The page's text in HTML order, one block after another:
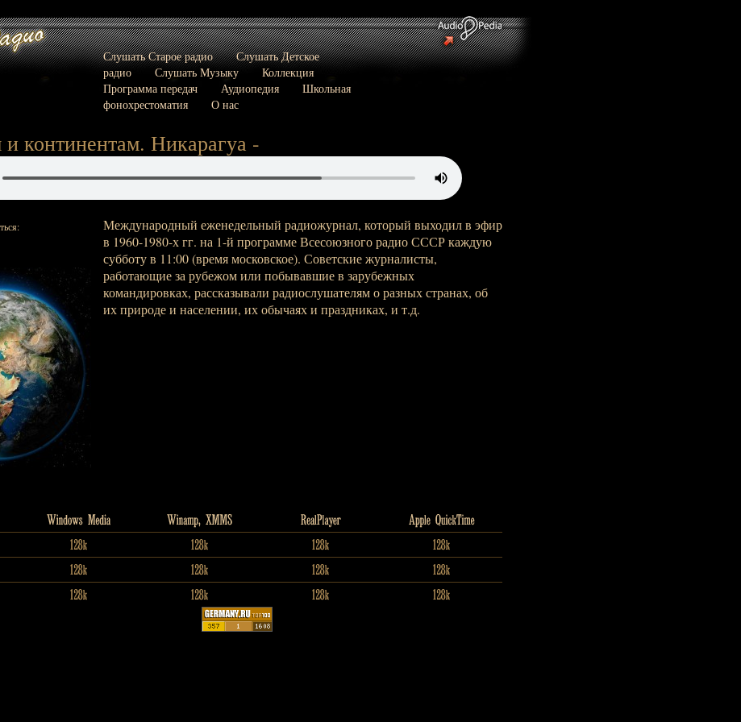
Слушать Старое радио
Слушать Детское
радио
Слушать Музыку
Коллекция
Программа передач
Аудиопедия
Школьная
фонохрестоматия
О нас
континентам. Никарагуа -
Международный еженедельный радиожурнал, который выходил в эфир
в 1960-1980-х гг. на 1-й программе Всесоюзного радио СССР каждую
субботу в 11:00 (время московское). Советские журналисты,
работающие за рубежом или побывавшие в зарубежных
командировках, рассказывали радиослушателям о разных странах, об
их природе и населении, их обычаях и праздниках, и т.д.